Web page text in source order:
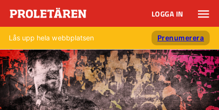
LOGGA IN
Lås upp hela webbplatsen Prenumerera